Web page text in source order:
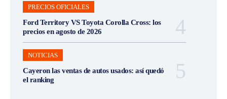
PRECIOS OFICIALES
Ford Territory VS Toyota Corolla Cross: los
precios en agosto de 2026
NOTICIAS
Cayeron las ventas de autos usados: así quedó
el ranking